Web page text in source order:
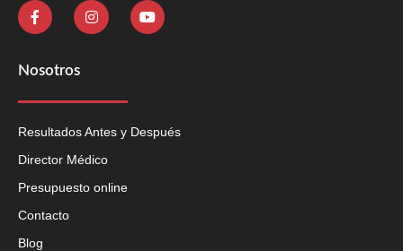
Nosotros
Resultados Antes y Después
Director Médico
Presupuesto online
Contacto
Blog